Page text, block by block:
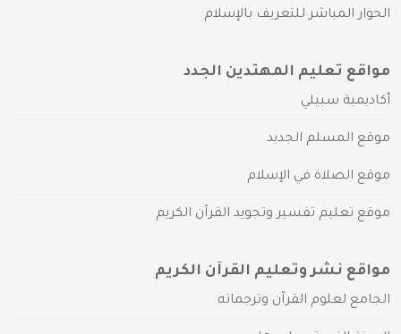
الحوار المباشر للتعريف بالإسلام
مواقع تعليم المهتدين الجدد
أكاديمية سبيلي
موقع المسلم الجديد
موقع الصلاة في الإسلام
موقع تعليم تفسير وتجويد القرآن الكريم
مواقع نشر وتعليم القرآن الكريم
الجامع لعلوم القرآن وترجماته